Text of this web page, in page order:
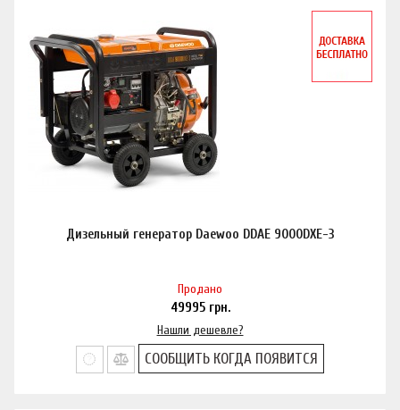
Дизельный генератор Daewoo DDAE 9000DXE-3
Продано
49995грн.
Нашли дешевле?
СООБЩИТЬ КОГДА ПОЯВИТСЯ